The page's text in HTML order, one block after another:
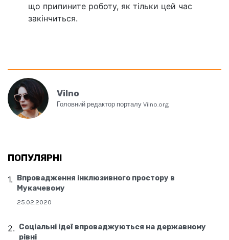
що припините роботу, як тільки цей час
закінчиться.
Vilno
Головний редактор порталу Vilno.org
ПОПУЛЯРНІ
Впровадження інклюзивного простору в
Мукачевому
25.02.2020
Соціальні ідеї впроваджуються на державному
рівні